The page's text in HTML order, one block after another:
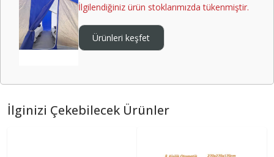
İlgilendiğiniz ürün stoklarımızda tükenmiştir.
Ürünleri keşfet
İlginizi Çekebilecek Ürünler